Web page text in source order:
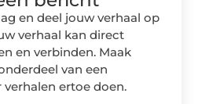
en deel jouw verhaal op
verhaal kan direct
en verbinden. Maak
van een
ertoe doen.